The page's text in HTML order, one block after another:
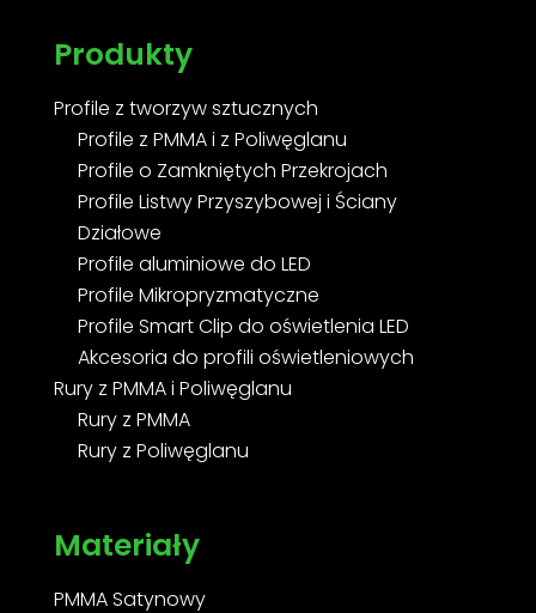
Produkty
Profile z tworzyw sztucznych
Profile z PMMA i z Poliwęglanu
Profile o Zamkniętych Przekrojach
Profile Listwy Przyszybowej i Ściany
Działowe
Profile aluminiowe do LED
Profile Mikropryzmatyczne
Profile Smart Clip do oświetlenia LED
Akcesoria do profili oświetleniowych
Rury z PMMA i Poliwęglanu
Rury z PMMA
Rury z Poliwęglanu
Materiały
PMMA Satynowy